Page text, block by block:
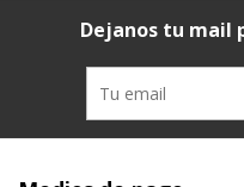
Dejanos tu mail